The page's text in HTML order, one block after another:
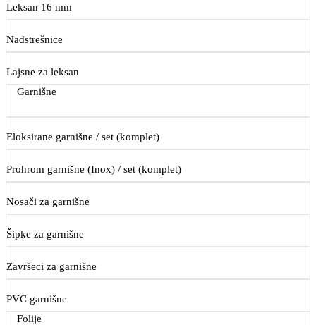
Leksan 16 mm
Nadstrešnice
Lajsne za leksan
Garnišne
Eloksirane garnišne / set (komplet)
Prohrom garnišne (Inox) / set (komplet)
Nosači za garnišne
Šipke za garnišne
Završeci za garnišne
PVC garnišne
Folije